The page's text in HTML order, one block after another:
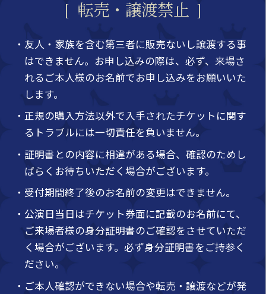
転売・譲渡禁止
・友人・家族を含む第三者に販売ないし譲渡する事
はできません。お申し込みの際は、必ず、来場さ
れるご本人様のお名前でお申し込みをお願いいた
します。
・正規の購入方法以外で入手されたチケットに関す
るトラブルには一切責任を負いません。
・証明書との内容に相違がある場合、確認のためし
ばらくお待ちいただく場合がございます。
・受付期間終了後のお名前の変更はできません。
・公演日当日はチケット券面に記載のお名前にて、
ご来場者様の身分証明書のご確認をさせていただ
く場合がございます。必ず身分証明書をご持参く
ださい。
・ご本人確認ができない場合や転売・譲渡などが発